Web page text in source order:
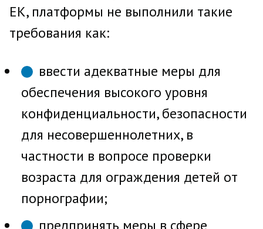
ЕК, платформы не выполнили такие
требования как:
ввести адекватные меры для
обеспечения высокого уровня
конфиденциальности, безопасности
для несовершеннолетних, в
частности в вопросе проверки
возраста для ограждения детей от
порнографии;
предпринять меры в сфере